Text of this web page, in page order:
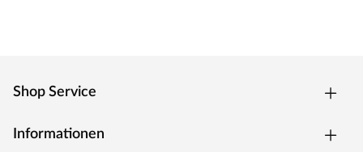
Shop Service
Informationen